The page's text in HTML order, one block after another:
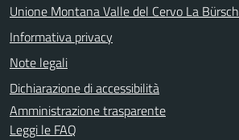
Unione Montana Valle del Cervo La Bürsch
Informativa privacy
Note legali
Dichiarazione di accessibilità
Amministrazione trasparente
Leggi le FAQ